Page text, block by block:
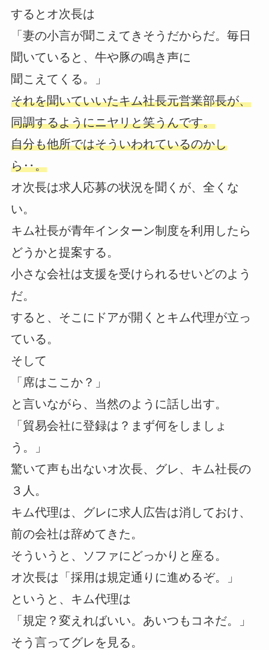
するとオ次長は
「妻の小言が聞こえてきそうだからだ。毎日
聞いていると、牛や豚の鳴き声に
聞こえてくる。」
それを聞いていいたキム社長元営業部長が、
同調するようにニヤリと笑うんです。
自分も他所ではそういわれているのかし
ら‥。
オ次長は求人応募の状況を聞くが、全くな
い。
キム社長が青年インターン制度を利用したら
どうかと提案する。
小さな会社は支援を受けられるせいどのよう
だ。
すると、そこにドアが開くとキム代理が立っ
ている。
そして
「席はここか？」
と言いながら、当然のように話し出す。
「貿易会社に登録は？まず何をしましょ
う。」
驚いて声も出ないオ次長、グレ、キム社長の
３人。
キム代理は、グレに求人広告は消しておけ、
前の会社は辞めてきた。
そういうと、ソファにどっかりと座る。
オ次長は「採用は規定通りに進めるぞ。」
というと、キム代理は
「規定？変えればいい。あいつもコネだ。」
そう言ってグレを見る。